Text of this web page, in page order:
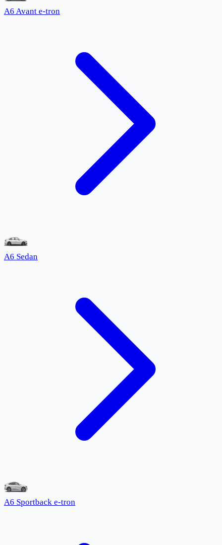
A6 Avant e-tron
A6 Sedan
A6 Sportback e-tron